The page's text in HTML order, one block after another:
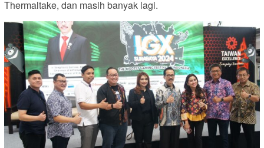
Thermaltake, dan masih banyak lagi.